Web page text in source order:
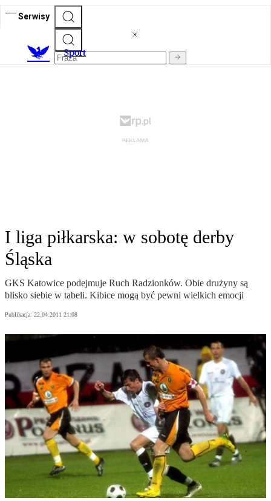
Serwisy
Sport
I liga piłkarska: w sobotę derby
Śląska
GKS Katowice podejmuje Ruch Radzionków. Obie drużyny są
blisko siebie w tabeli. Kibice mogą być pewni wielkich emocji
Publikacja: 22.04.2011 21:08